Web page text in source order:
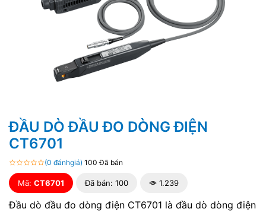
ĐẦU DÒ ĐẦU ĐO DÒNG ĐIỆN
CT6701
(0 đánhgiá) 100 Đã bán
Mã: CT6701 Đã bán: 100 1.239
Đầu dò đầu đo dòng điện CT6701 là đầu dò dòng điện